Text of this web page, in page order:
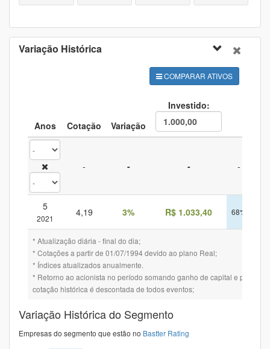
Variação Histórica
COMPARAR ATIVOS
Anos Cotação Variação
Investido:
- - - -
5
2021
4,19 3% R$ 1.033,40 68%
* Atualização diária - final do dia;
* Cotações a partir de 01/07/1994 devido ao plano Real;
* Índices atualizados anualmente.
* Retorno ao acionista no período somando ganho de capital e
cotação histórica é descontada de todos eventos;
Variação Histórica do Segmento
Empresas do segmento que estão no Bastter Rating